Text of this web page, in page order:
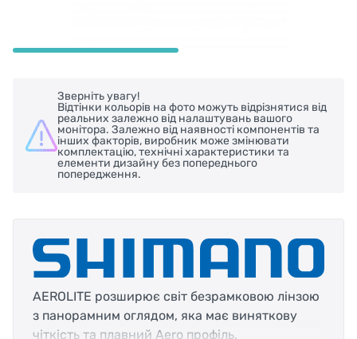
Зверніть увагу!
Відтінки кольорів на фото можуть відрізнятися від
реальних залежно від налаштувань вашого
монітора. Залежно від наявності компонентів та
інших факторів, виробник може змінювати
комплектацію, технічні характеристики та
елементи дизайну без попереднього
попередження.
AEROLITE розширює світ безрамковою лінзою
з панорамним оглядом, яка має виняткову
чіткість та плавний Aero профіль.